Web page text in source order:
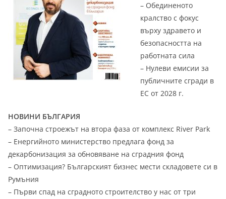
– Обединеното
кралство с фокус
върху здравето и
безопасността на
работната сила
– Нулеви емисии за
публичните сгради в
ЕС от 2028 г.
НОВИНИ БЪЛГАРИЯ
– Започна строежът на втора фаза от комплекс River Park
– Енергийното министерство предлага фонд за
декарбонизация за обновяване на сградния фонд
– Оптимизация? Българският бизнес мести складовете си в
Румъния
– Първи спад на сградното строителство у нас от три